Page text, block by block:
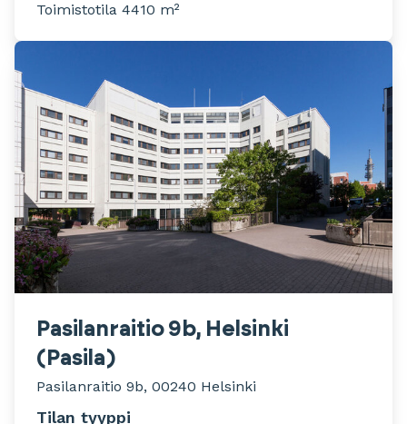
Toimistotila 4410 m²
Pasilanraitio 9b, Helsinki
(Pasila)
Pasilanraitio 9b, 00240 Helsinki
Tilan tyyppi